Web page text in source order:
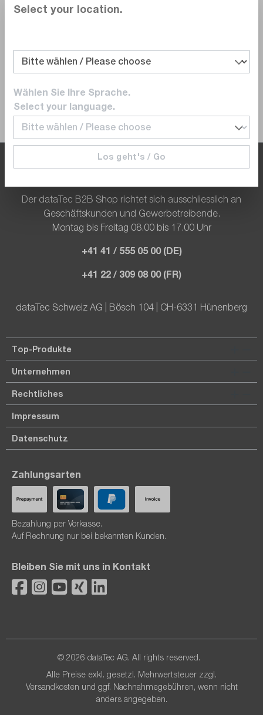
In den Warenkorb
Wenn Sie im Büro sind, sind wir es auch.
Der dataTec B2B Shop richtet sich ausschliesslich an
Geschäftskunden und Gewerbetreibende.
Montag bis Freitag 08.00 bis 17.00 Uhr
+41 41 / 555 05 00 (DE)
+41 22 / 309 08 00 (FR)
dataTec Schweiz AG | Bösch 104 | CH-6331 Hünenberg
Top-Produkte
Unternehmen
Rechtliches
Impressum
Datenschutz
Zahlungsarten
Bezahlung per Vorkasse.
Auf Rechnung nur bei bekannten Kunden.
Bleiben Sie mit uns in Kontakt
© 2026 dataTec AG. All rights reserved.
Alle Preise exkl. gesetzl. Mehrwertsteuer zzgl.
Versandkosten und ggf. Nachnahmegebühren, wenn nicht
anders angegeben.
Select your location.
Wählen Sie Ihre Sprache.
Select your language.
Los geht's / Go